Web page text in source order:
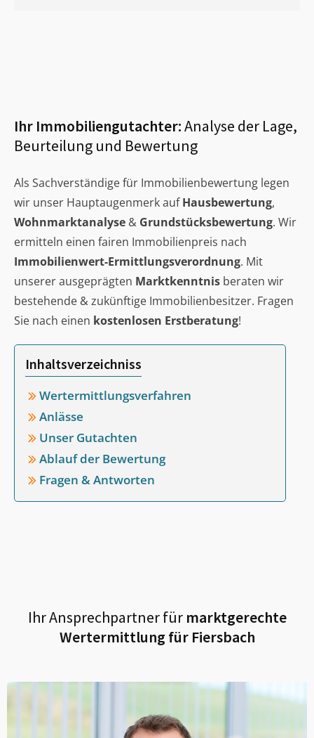
Ihr Immobiliengutachter:Analyse der Lage,
Beurteilung und Bewertung
Als Sachverständige für Immobilienbewertung legen
wir unser Hauptaugenmerk aufHausbewertung,
Wohnmarktanalyse & Grundstücksbewertung. Wir
ermitteln einen fairen Immobilienpreis nach
Immobilienwert-Ermittlungsverordnung. Mit
unserer ausgeprägten Marktkenntnis beraten wir
bestehende & zukünftige Immobilienbesitzer. Fragen
Sie nach einen kostenlosen Erstberatung!
Inhaltsverzeichniss
Wertermittlungsverfahren
Anlässe
Unser Gutachten
Ablauf der Bewertung
Fragen & Antworten
Ihr Ansprechpartner fürmarktgerechte
Wertermittlung für Fiersbach